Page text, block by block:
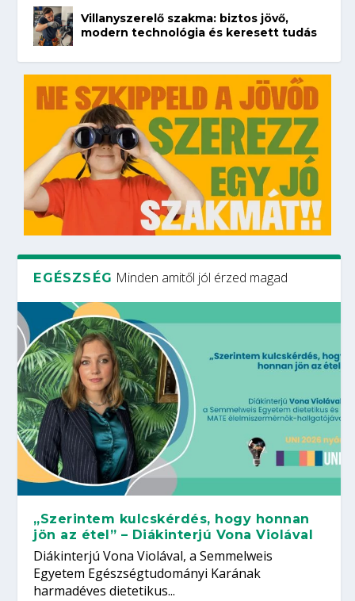
Villanyszerelő szakma: biztos jövő,
modern technológia és keresett tudás
EGÉSZSÉG Minden amitől jól érzed magad
„Szerintem kulcskérdés, hogy honnan
jön az étel” – Diákinterjú Vona Violával
Diákinterjú Vona Violával, a Semmelweis
Egyetem Egészségtudományi Karának
harmadéves dietetikus...